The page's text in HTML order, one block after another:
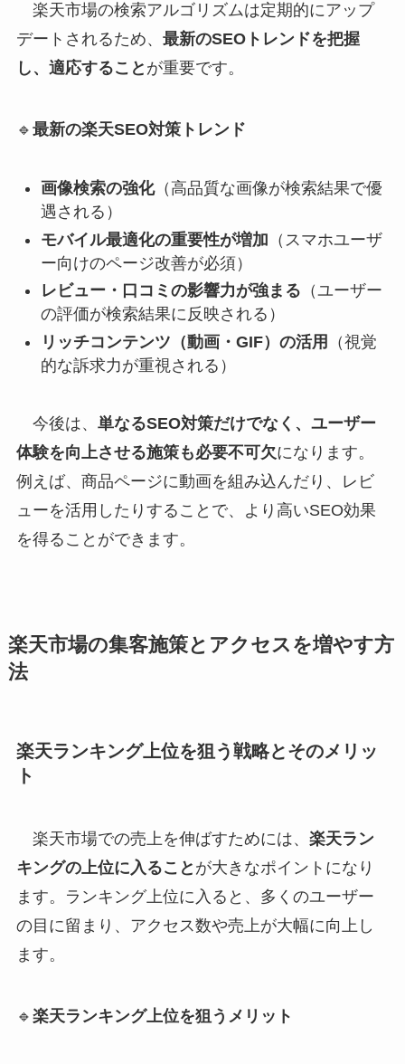
楽天市場の検索アルゴリズムは定期的にアップ
デートされるため、 最新のSEOトレンドを把握
し、適応すること が重要です。
🔹 最新の楽天SEO対策トレンド
画像検索の強化（高品質な画像が検索結果で優
遇される）
モバイル最適化の重要性が増加 （スマホユーザ
ー向けのページ改善が必須）
レビュー・口コミの影響力が強まる （ユーザー
の評価が検索結果に反映される）
リッチコンテンツ（動画・GIF）の活用
（視覚
的な訴求力が重視される）
今後は、 単なるSEO対策だけでなく、ユーザー
体験を向上させる施策も必要不可欠になります。
例えば、商品ページに動画を組み込んだり、レビ
ューを活用したりすることで、より高いSEO効果
を得ることができます。
楽天市場の集客施策とアクセスを増やす方
法
楽天ランキング上位を狙う戦略とそのメリッ
ト
楽天市場での売上を伸ばすためには、 楽天ラン
キングの上位に入ること が大きなポイントになり
ます。ランキング上位に入ると、多くのユーザー
の目に留まり、アクセス数や売上が大幅に向上し
ます。
🔹 楽天ランキング上位を狙うメリット